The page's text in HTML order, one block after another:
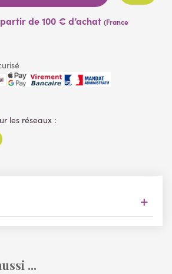
de 100 € d’achat (France
...